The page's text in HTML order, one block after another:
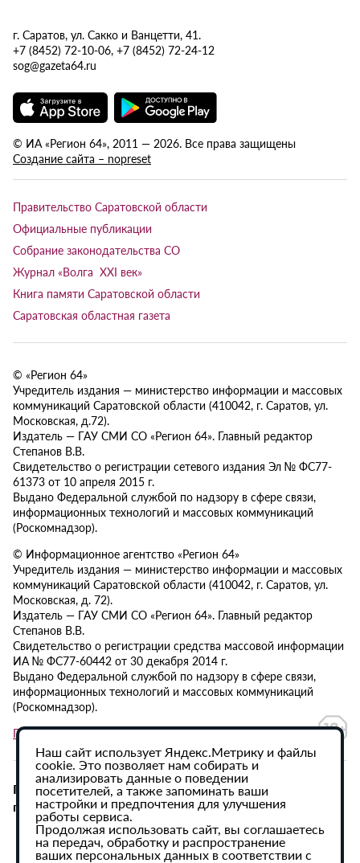
г. Саратов, ул. Сакко и Ванцетти, 41.
+7 (8452) 72-10-06, +7 (8452) 72-24-12
sog@gazeta64.ru
© ИА «Регион 64», 2011 — 2026. Все права защищены
Создание сайта – nopreset
Правительство Саратовской области
Официальные публикации
Собрание законодательства СО
Журнал «Волга XXI век»
Книга памяти Саратовской области
Саратовская областная газета
© «Регион 64»
Учредитель издания — министерство информации и массовых
коммуникаций Саратовской области (410042, г. Саратов, ул.
Московская, д.72).
Издатель — ГАУ СМИ СО «Регион 64». Главный редактор
Степанов В.В.
Свидетельство о регистрации сетевого издания Эл № ФС77-
61373 от 10 апреля 2015 г.
Выдано Федеральной службой по надзору в сфере связи,
информационных технологий и массовых коммуникаций
(Роскомнадзор).
© Информационное агентство «Регион 64»
Учредитель издания — министерство информации и массовых
коммуникаций Саратовской области (410042, г. Саратов, ул.
Московская, д. 72).
Издатель — ГАУ СМИ СО «Регион 64». Главный редактор
Степанов В.В.
Свидетельство о регистрации средства массовой информации
ИА № ФС77-60442 от 30 декабря 2014 г.
Выдано Федеральной службой по надзору в сфере связи,
информационных технологий и массовых коммуникаций
(Роскомнадзор).
Политика в отношении обработки персональных данных
При использовании материалов сайта активная
гиперссылка на ИА «Регион 64» обязательна.
Наш сайт использует Яндекс.Метрику и файлы
cookie. Это позволяет нам собирать и
анализировать данные о поведении
посетителей, а также запоминать ваши
настройки и предпочтения для улучшения
работы сервиса.
Продолжая использовать сайт, вы соглашаетесь
на передач, обработку и распространение
ваших персональных данных в соответствии с